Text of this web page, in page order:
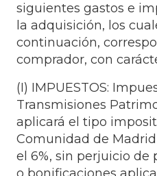
siguientes gastos e
la adquisición, los
continuación,
comprador, con
(I) IMPUESTOS:
Transmisiones
aplicará el tipo
Comunidad de
el 6%, sin perjuicio de